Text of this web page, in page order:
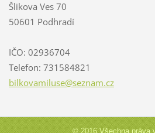
Šlikova Ves 70
50601 Podhradí
IČO: 02936704
Telefon: 731584821
bilkovamiluse@seznam.cz
© 2016 Všechna práva